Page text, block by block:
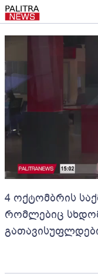
4 ოქტომბრის
რომლებიც